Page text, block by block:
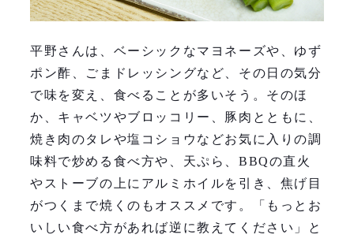
平野さんは、ベーシックなマヨネーズや、ゆず
ポン酢、ごまドレッシングなど、その日の気分
で味を変え、食べることが多いそう。そのほ
か、キャベツやブロッコリー、豚肉とともに、
焼き肉のタレや塩コショウなどお気に入りの調
味料で炒める食べ方や、天ぷら、BBQの直火
やストーブの上にアルミホイルを引き、焦げ目
がつくまで焼くのもオススメです。「もっとお
いしい食べ方があれば逆に教えてください」と